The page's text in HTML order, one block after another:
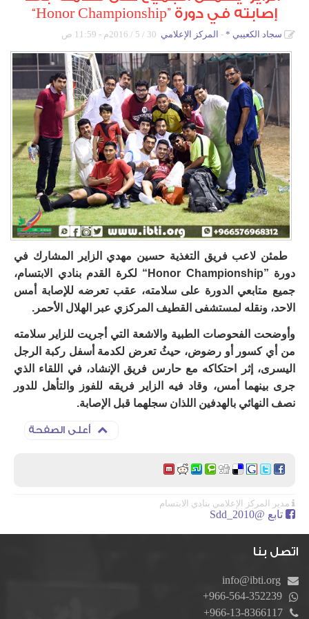
دورات كروية
دورة الصواري
دورة المرحوم خالد آل رضوان
بطولة أم الحمام المفتوحة للتنس
دورة أشبال التحدي
دورات كشافة الولاية
دورة كرة القدم الرمضانية الاولى لدرجة البراعم
إصابته في دورة ”Honor Championship“
سجاد الكعيبي * المركز الإعلامي 30 / 5 / 2016م - 11:59 ص
طمئن لاعب فريق التغذية حسين مهدي الزاير المشارك في
دورة ”Honor Championship“ لكرة القدم بنادي الابتسام،
جميع متابعي الدورة على سلامته، عقب تعرضه للإصابة أمس
الاحد، ونقله لمستشفى القطيف المركزي عبر الهلال الأحمر.
وأوضحت الفحوصات الطبية والاشعة التي أجريت للزاير سلامته
من أي كسور أو رضوض، حيثُ تعرض لكدمة أسفل ركبة الرجل
اليسرى، إثر احتكاكه مع حارس فريق الإنشاد، في اللقاء الذي
جرى بينهما أمس، وقاد فيه الزاير فريقه للفوز والتأهل للدور
نصف النهائي بالهدفين اللذان سجلهما قبل الإصابة.
أعلى الصفحة
مدير المركز الإعلامي بنادي الابتسام
تابع @Sdd_2010
اتصل بنا
info@ibti.org
+966-564-352239
+966-13-8366117